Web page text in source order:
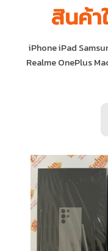
สินค้า
iPhone iPad
Realme OnePlus